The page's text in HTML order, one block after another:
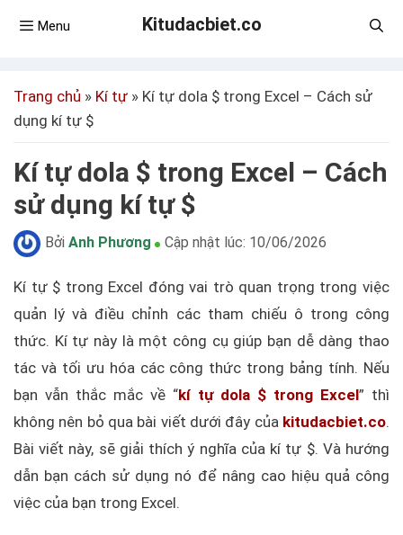
Kitudacbiet.co
Menu
Trang chủ » Kí tự » Kí tự dola $ trong Excel – Cách sử
dụng kí tự $
Kí tự dola $ trong Excel – Cách
sử dụng kí tự $
Bởi Anh Phương Cập nhật lúc: 10/06/2026
Kí tự $ trong Excel đóng vai trò quan trọng trong việc
quản lý và điều chỉnh các tham chiếu ô trong công
thức. Kí tự này là một công cụ giúp bạn dễ dàng thao
tác và tối ưu hóa các công thức trong bảng tính. Nếu
bạn vẫn thắc mắc về “kí tự dola $ trong Excel” thì
không nên bỏ qua bài viết dưới đây của kitudacbiet.co.
Bài viết này, sẽ giải thích ý nghĩa của kí tự $. Và hướng
dẫn bạn cách sử dụng nó để nâng cao hiệu quả công
việc của bạn trong Excel.